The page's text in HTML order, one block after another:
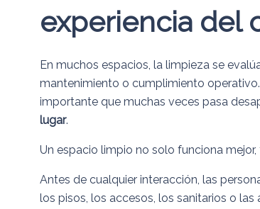
experiencia del
En muchos espacios, la limpieza se
mantenimiento o cumplimiento
importante que muchas veces pasa
lugar.
Un espacio limpio no solo funciona
Antes de cualquier interacción, las
los pisos, los accesos, los sanitarios o